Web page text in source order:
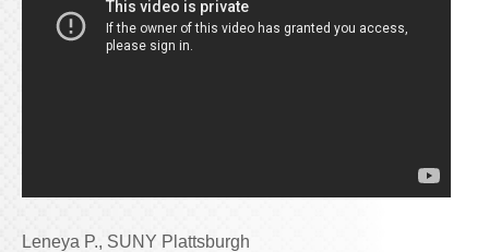
Leneya P., SUNY Plattsburgh